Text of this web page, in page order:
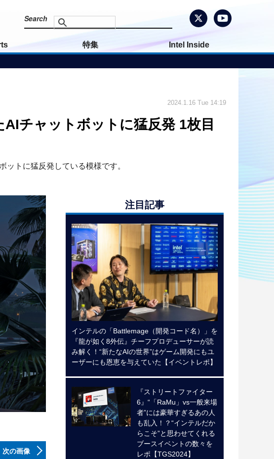
特集 Intel Inside
チャットボットに猛反発 1枚目
トに猛反発している模様です。
2024.1.16 Tue 14:19
次の画像
注目記事
インテルの「Battlemage（開発コード名）」を
『龍が如く8外伝』チーフプロデューサーが読
み解く！“新たなAIの世界”はゲーム開発にもユ
ーザーにも恩恵を与えていた【イベントレポ】
『ストリートファイター
6』“「RaMu」vs一般来場
者”には豪華すぎるあの人
も乱入！？“インテルだか
らこそ”と思わせてくれる
ブースイベントの数々を
レポ【TGS2024】